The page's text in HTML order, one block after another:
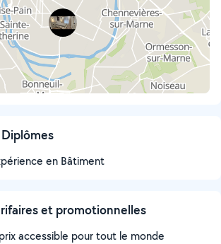
en Bâtiment
et promotionnelles
accessible pour tout le monde